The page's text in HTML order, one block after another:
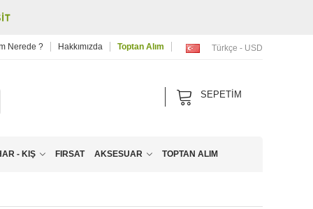
Nerede ? Hakkımızda Toptan Alım Türkçe - USD
SEPETIM
- KIŞ FIRSAT AKSESUAR TOPTAN ALIM